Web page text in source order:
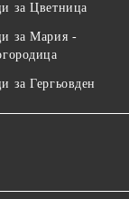
за Цветница
за Мария -
за Гергьовден